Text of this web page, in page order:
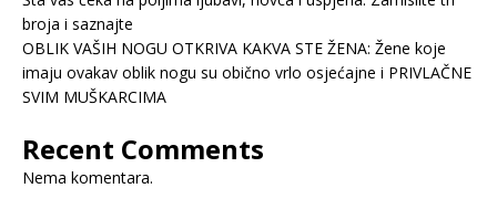
broja i saznajte
OBLIK VAŠIH NOGU OTKRIVA KAKVA STE ŽENA: Žene koje
imaju ovakav oblik nogu su obično vrlo osjećajne i PRIVLAČNE
SVIM MUŠKARCIMA
Recent Comments
Nema komentara.